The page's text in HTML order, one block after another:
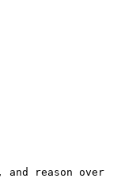
and reason over